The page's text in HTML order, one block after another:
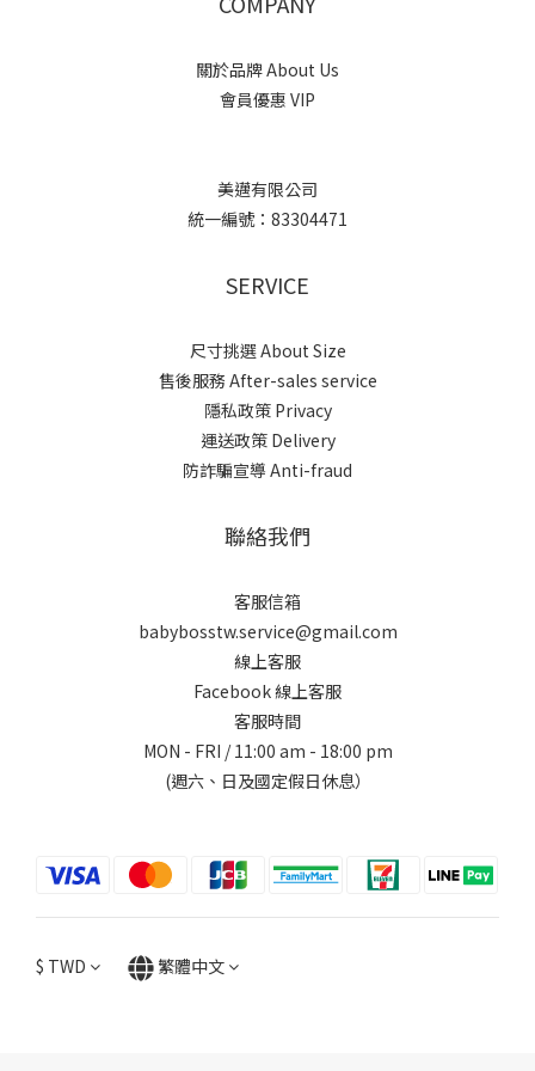
關於品牌 About Us
會員優惠 VIP
美邁有限公司
統一編號：83304471
SERVICE
尺寸挑選 About Size
售後服務 After-sales service
隱私政策 Privacy
運送政策 Delivery
防詐騙宣導 Anti-fraud
聯絡我們
客服信箱
babybosstw.service@gmail.com
線上客服
Facebook 線上客服
客服時間
MON - FRI / 11:00 am - 18:00 pm
(週六、日及國定假日休息）
$ TWD 繁體中文